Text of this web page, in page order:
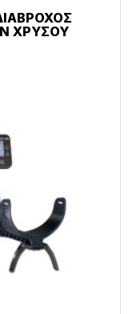
ΧΡΥΣΟΎ